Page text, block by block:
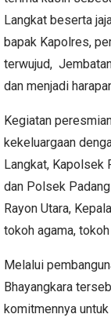
Langkat beserta
bapak Kapolres,
terwujud,
dan menjadi
Kegiatan
kekeluargaan
Langkat, Kapolsek
dan Polsek
Rayon Utara,
tokoh agama,
Melalui
Bhayangkara
komitmennya